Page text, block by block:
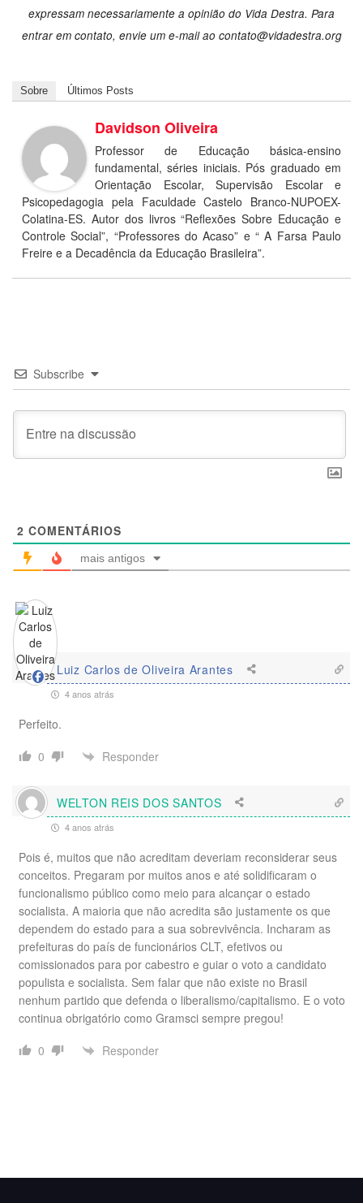
expressam necessariamente a opinião do Vida Destra. Para
entrar em contato, envie um e-mail ao contato@vidadestra.org
Sobre Últimos Posts
Davidson Oliveira
Professor de Educação básica-ensino
fundamental, séries iniciais. Pós graduado em
Orientação Escolar, Supervisão Escolar e
Psicopedagogia pela Faculdade Castelo Branco-NUPOEX-
Colatina-ES. Autor dos livros “Reflexões Sobre Educação e
Controle Social”, “Professores do Acaso” e “ A Farsa Paulo
Freire e a Decadência da Educação Brasileira”.
Subscribe
2 COMENTÁRIOS
mais antigos
Luiz Carlos de Oliveira Arantes
4 anos atrás
Perfeito.
0
Responder
WELTON REIS DOS SANTOS
4 anos atrás
Pois é, muitos que não acreditam deveriam reconsiderar seus
conceitos. Pregaram por muitos anos e até solidificaram o
funcionalismo público como meio para alcançar o estado
socialista. A maioria que não acredita são justamente os que
dependem do estado para a sua sobrevivência. Incharam as
prefeituras do país de funcionários CLT, efetivos ou
comissionados para por cabestro e guiar o voto a candidato
populista e socialista. Sem falar que não existe no Brasil
nenhum partido que defenda o liberalismo/capitalismo. E o voto
continua obrigatório como Gramsci sempre pregou!
0
Responder